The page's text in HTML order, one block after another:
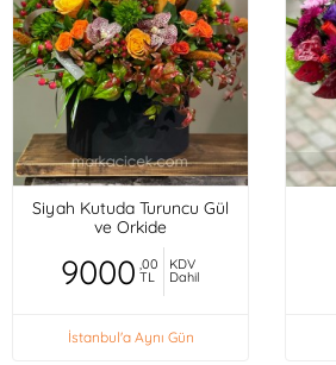
Siyah Kutuda Turuncu Gül
ve Orkide
9000 ,00
TL
KDV
Dahil
İstanbul'a Aynı Gün